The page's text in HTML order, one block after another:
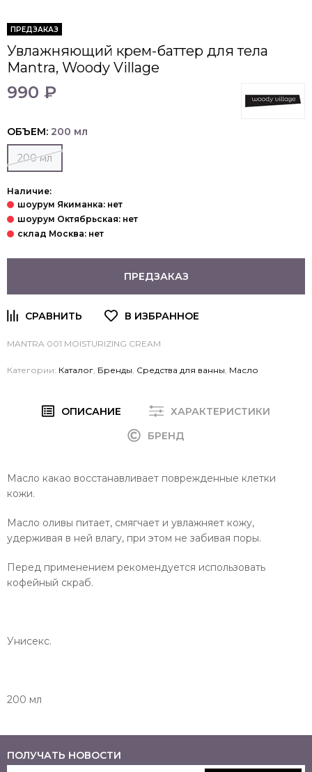
ПРЕДЗАКАЗ
Увлажняющий крем-баттер для тела
Mantra, Woody Village
990 ₽
ОБЪЕМ: 200 мл
200 мл
Наличие:
ПРЕДЗАКАЗ
MANTRA 001 MOISTURIZING CREAM
Категории: Каталог Бренды Средства для ванны Масло
ОПИСАНИЕ
ХАРАКТЕРИСТИКИ
БРЕНД
Масло какао восстанавливает поврежденные клетки
кожи.
Масло оливы питает, смягчает и увлажняет кожу,
удерживая в ней влагу, при этом не забивая поры.
Перед применением рекомендуется использовать
кофейный скраб.
Унисекс.
200 мл
ПОЛУЧАТЬ НОВОСТИ